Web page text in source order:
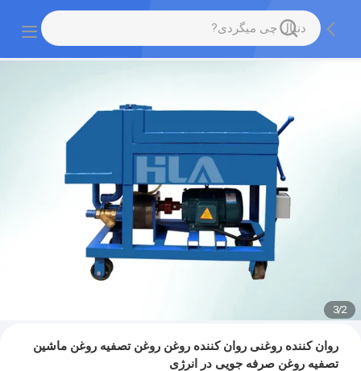
2
/
3
روان کننده روغنی روان کننده روغن روغن تصفیه روغن ماشین
تصفیه روغن صرفه جویی در انرژی